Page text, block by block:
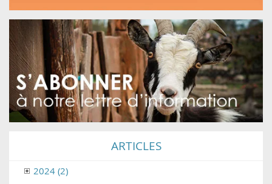
ARTICLES
2024 (2)